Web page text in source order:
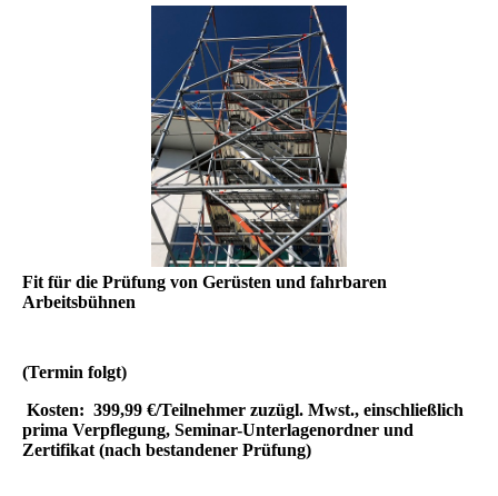
Fit für die Prüfung von Gerüsten und fahrbaren
Arbeitsbühnen
(Termin folgt)
Kosten: 399,99 €/Teilnehmer zuzügl. Mwst., einschließlich
prima Verpflegung, Seminar-Unterlagenordner und
Zertifikat (nach bestandener Prüfung)